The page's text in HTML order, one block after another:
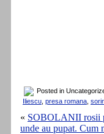
Posted in
Iliescu presa romana
« SOBOLANII rosii
unde au pupat. Cum